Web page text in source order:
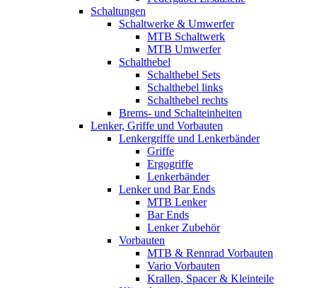
Schaltungen
Schaltwerke & Umwerfer
MTB Schaltwerk
MTB Umwerfer
Schalthebel
Schalthebel Sets
Schalthebel links
Schalthebel rechts
Brems- und Schalteinheiten
Lenker, Griffe und Vorbauten
Lenkergriffe und Lenkerbänder
Griffe
Ergogriffe
Lenkerbänder
Lenker und Bar Ends
MTB Lenker
Bar Ends
Lenker Zubehör
Vorbauten
MTB & Rennrad Vorbauten
Vario Vorbauten
Krallen, Spacer & Kleinteile